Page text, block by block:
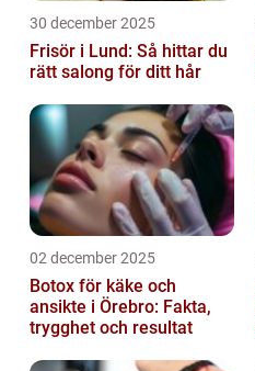
30 december 2025
Frisör i Lund: Så hittar du
rätt salong för ditt hår
02 december 2025
Botox för käke och
ansikte i Örebro: Fakta,
trygghet och resultat